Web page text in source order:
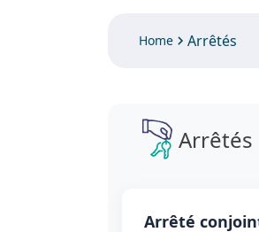
Home Arrêtés
Arrêtés
Arrêté